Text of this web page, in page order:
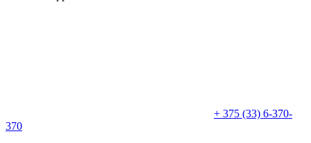
+ 375 (33) 6-370-
370